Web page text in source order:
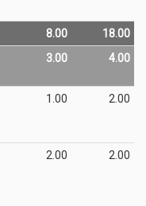
8.00
18.00
3.00 4.00
1.00 2.00
2.00 2.00